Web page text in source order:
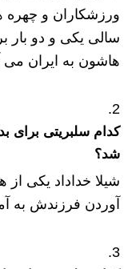
ورزشکاران و چهره
سالی یکی و دو بار
هاشون به ایران می
کدام سلبریتی برای
شد؟
شیلا خداداد یکی از
آوردن فرزندش به